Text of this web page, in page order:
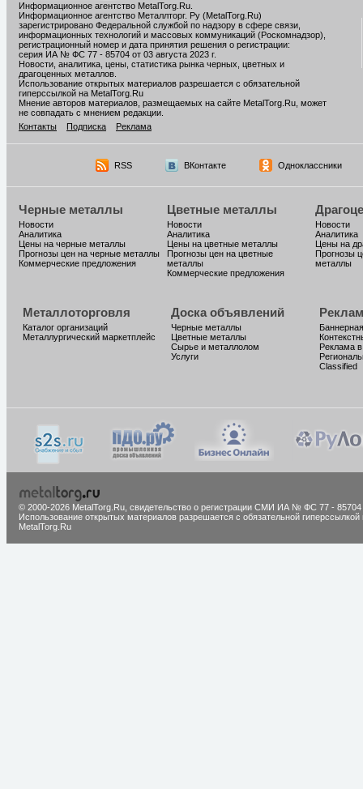
Информационное агентство MetalTorg.Ru
Информационное агентство Металлторг. Ру (MetalTorg.Ru)
зарегистрировано Федеральной службой по надзору в сфере связи,
информационных технологий и массовых коммуникаций (Роскомнадзор),
регистрационный номер и дата принятия решения о регистрации:
серия ИА № ФС 77 - 85704 от 03 августа 2023 г.
Новости, аналитика, цены, статистика рынка черных, цветных и
драгоценных металлов.
Использование открытых материалов разрешается с обязательной
гиперссылкой на MetalTorg.Ru
Мнение авторов материалов, размещаемых на сайте MetalTorg.Ru, может
не совпадать с мнением редакции.
Контакты
Подписка Реклама
RSS ВКонтакте Одноклассники
Черные металлы
Новости
Аналитика
Цены на черные металлы
Прогнозы цен на черные металлы
Коммерческие предложения
Цветные металлы
Новости
Аналитика
Цены на цветные металлы
Прогнозы цен на цветные
металлы
Коммерческие предложения
Новости
Аналитика
Цены на
Прогнозы
металлы
Металлоторговля
Каталог организаций
Металлургический маркетплейс
Доска объявлений
Черные металлы
Цветные металлы
Сырье и металлолом
Услуги
Реклама
Classified
© 2000-2026 MetalTorg.Ru, cвидетельство о регистрации СМИ ИА № ФС 77 - 85704
Использование открытых материалов разрешается с обязательной гиперссылкой
MetalTorg.Ru